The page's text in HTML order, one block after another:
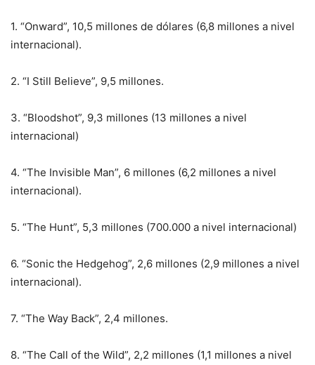
1. “Onward”, 10,5 millones de dólares (6,8 millones a nivel
internacional).
2. “I Still Believe”, 9,5 millones.
3. “Bloodshot”, 9,3 millones (13 millones a nivel
internacional)
4. “The Invisible Man”, 6 millones (6,2 millones a nivel
internacional).
5. “The Hunt”, 5,3 millones (700.000 a nivel internacional)
6. “Sonic the Hedgehog”, 2,6 millones (2,9 millones a nivel
internacional).
7. “The Way Back”, 2,4 millones.
8. “The Call of the Wild”, 2,2 millones (1,1 millones a nivel